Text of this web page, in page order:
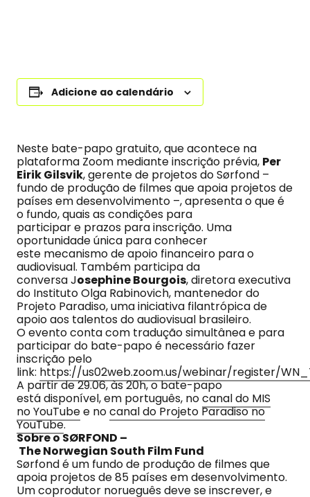
Adicione ao calendário
Neste bate-papo gratuito, que acontece na
plataforma Zoom mediante inscrição prévia, Per
Eirik Gilsvik, gerente de projetos do Sørfond –
fundo de produção de filmes que apoia projetos de
países em desenvolvimento –, apresenta o que é
o fundo, quais as condições para
participar e prazos para inscrição. Uma
oportunidade única para conhecer
este mecanismo de apoio financeiro para o
audiovisual. Também participa da
conversa Josephine Bourgois, diretora executiva
do Instituto Olga Rabinovich, mantenedor do
Projeto Paradiso, uma iniciativa filantrópica de
apoio aos talentos do audiovisual brasileiro.
O evento conta com tradução simultânea e para
participar do bate-papo é necessário fazer
inscrição pelo
link: https://us02web.zoom.us/webinar/register/
A partir de 29.06, às 20h, o bate-papo
está disponível, em português, nocanal do MIS
no YouTubee nocanal do Projeto Paradiso no
YouTube.
Sobre o SØRFOND –
The Norwegian South Film Fund
Sørfond é um fundo de produção de filmes que
apoia projetos de 85 países em desenvolvimento.
Um coprodutor norueguês deve se inscrever, e